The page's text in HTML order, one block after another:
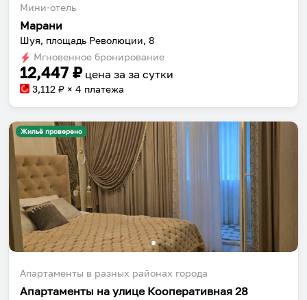
Мини-отель
Марани
Шуя, площадь Революции, 8
Мгновенное бронирование
12,447 ₽ цена за за сутки
3,112 ₽ × 4 платежа
Жильё проверено
Апартаменты в разных районах города
Апартаменты на улице Кооперативная 28